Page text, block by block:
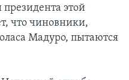
этой
что чиновники,
Мадуро, пытаются